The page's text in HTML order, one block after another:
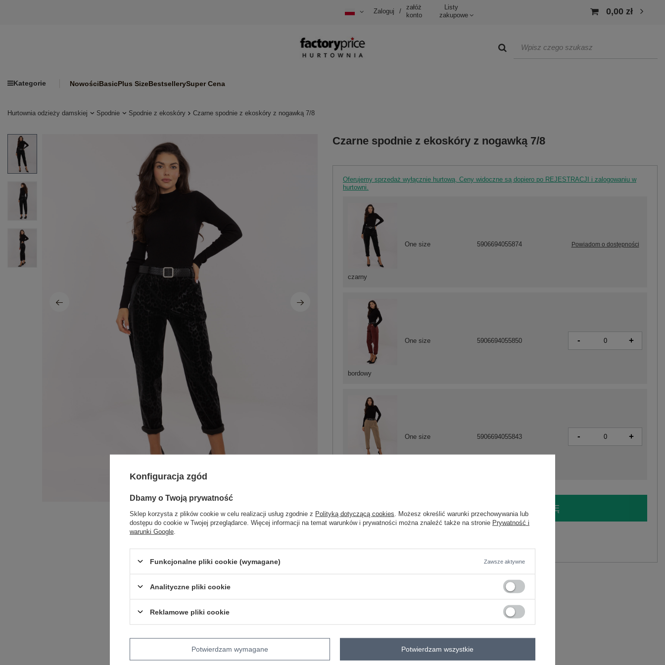
Zaloguj /
załóż
konto
Listy
zakupowe
0,00 zł
Kategorie NowościBasicPlus SizeBestsellerySuper Cena
Hurtownia odzieży damskiej Spodnie Spodnie z ekoskóry Czarne spodnie z ekoskóry z nogawką 7/8
Czarne spodnie z ekoskóry z nogawką 7/8
Oferujemy sprzedaż wyłącznie hurtową. Ceny widoczne są dopiero po REJESTRACJI i zalogowaniu w
hurtowni.
bordowy
One size 5906694055850 - +
One size 5906694055843 - +
czarny
One size 5906694055874 Powiadom o dostępności
ZALOGUJ SIĘ I ZOBACZ CENĘ
Konfiguracja zgód
Dbamy o Twoją prywatność
Sklep korzysta z plików cookie w celu realizacji usług zgodnie z Polityką dotyczącą cookies . Możesz określić warunki przechowywania lub
dostępu do cookie w Twojej przeglądarce. Więcej informacji na temat warunków i prywatności można znaleźć także na stronie Prywatność i
warunki Google
Funkcjonalne pliki cookie (wymagane) Zawsze aktywne
Analityczne pliki cookie
Reklamowe pliki cookie
Potwierdzam wymagane Potwierdzam wszystkie